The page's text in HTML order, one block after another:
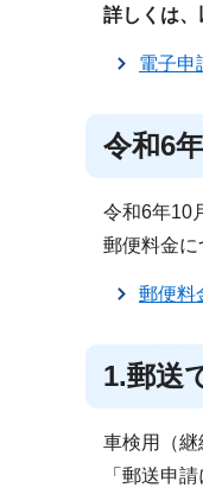
詳しくは、
電子申
令和6
令和6年10
郵便料金に
郵便料
1.郵送
車検用（継
「郵送申